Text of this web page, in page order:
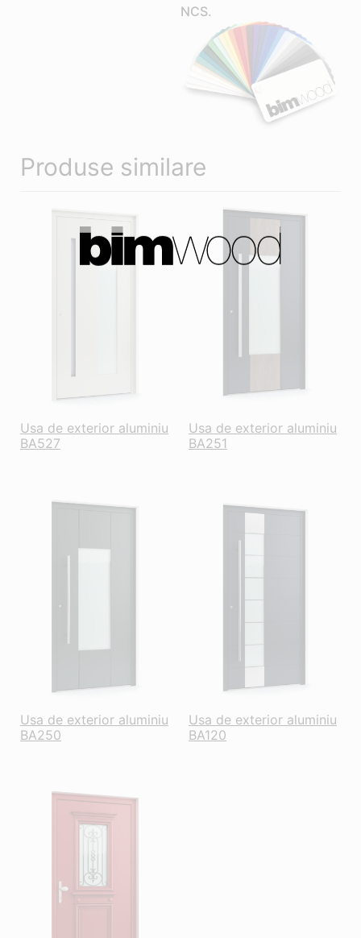
NCS.
Produse similare
Usa de exterior aluminiu
BA527
Usa de exterior aluminiu
BA251
Usa de exterior aluminiu
BA250
Usa de exterior aluminiu
BA120